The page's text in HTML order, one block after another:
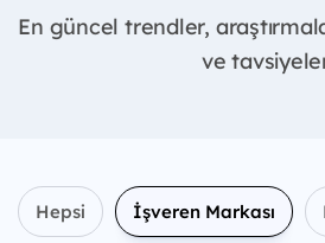
En güncel trendler,
ve
Hepsi İşveren Markası